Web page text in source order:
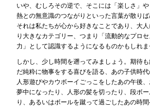
いや、むしろその逆で、そこには「楽しさ」
熱との無意識のつながりといった言葉が散りば
それは私たちが心から好きなことであり、大
り大きなカテゴリー、つまり「流動的なプロ
力」として認識するようになるものかもしれま
しかし、少し時間を遡ってみましょう。期待
だ純粋に物事をする喜びを語る、あの子供時代
人形遊びやカウボーイごっこをしたあの午後
夢中になったり、人形の髪を切ったり、段ボ
り、あるいはボールを蹴って過ごしたあの時間